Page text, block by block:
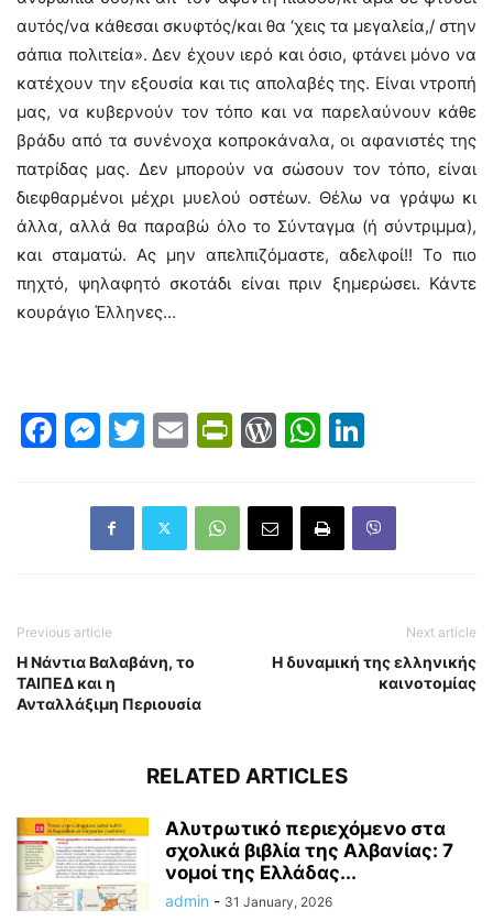
αυτός/να κάθεσαι σκυφτός/και θα ‘χεις τα μεγαλεία,/ στην
σάπια πολιτεία». Δεν έχουν ιερό και όσιο, φτάνει μόνο να
κατέχουν την εξουσία και τις απολαβές της. Είναι ντροπή
μας, να κυβερνούν τον τόπο και να παρελαύνουν κάθε
βράδυ από τα συνένοχα κοπροκάναλα, οι αφανιστές της
πατρίδας μας. Δεν μπορούν να σώσουν τον τόπο, είναι
διεφθαρμένοι μέχρι μυελού οστέων. Θέλω να γράψω κι
άλλα, αλλά θα παραβώ όλο το Σύνταγμα (ή σύντριμμα),
και σταματώ. Ας μην απελπιζόμαστε, αδελφοί!! Το πιο
πηχτό, ψηλαφητό σκοτάδι είναι πριν ξημερώσει. Κάντε
κουράγιο Έλληνες…
Facebook
Messenger
Twitter
EmailPrintFriendly
WordPress
WhatsApp
Previous article
Η Νάντια Βαλαβάνη, το
ΤΑΙΠΕΔ και η
Ανταλλάξιμη Περιουσία
Next article
Η δυναμική της ελληνικής
καινοτομίας
RELATED ARTICLES
Αλυτρωτικό περιεχόμενο στα
σχολικά βιβλία της Αλβανίας: 7
νομοί της Ελλάδας...
admin - 31 January, 2026